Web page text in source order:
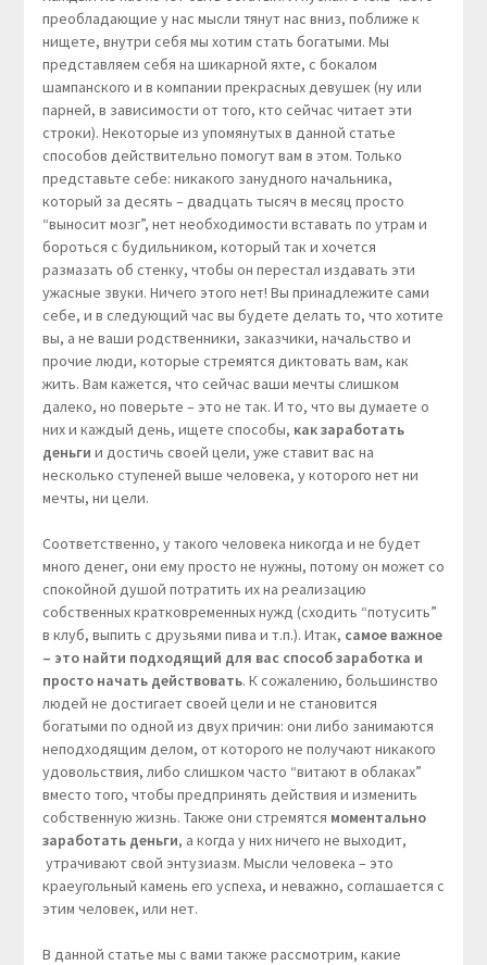
преобладающие у нас мысли тянут нас вниз, поближе к
нищете, внутри себя мы хотим стать богатыми. Мы
представляем себя на шикарной яхте, с бокалом
шампанского и в компании прекрасных девушек (ну или
парней, в зависимости от того, кто сейчас читает эти
строки). Некоторые из упомянутых в данной статье
способов действительно помогут вам в этом. Только
представьте себе: никакого занудного начальника,
который за десять – двадцать тысяч в месяц просто
“выносит мозг”, нет необходимости вставать по утрам и
бороться с будильником, который так и хочется
размазать об стенку, чтобы он перестал издавать эти
ужасные звуки. Ничего этого нет! Вы принадлежите сами
себе, и в следующий час вы будете делать то, что хотите
вы, а не ваши родственники, заказчики, начальство и
прочие люди, которые стремятся диктовать вам, как
жить. Вам кажется, что сейчас ваши мечты слишком
далеко, но поверьте – это не так. И то, что вы думаете о
них и каждый день, ищете способы, как заработать
деньги и достичь своей цели, уже ставит вас на
несколько ступеней выше человека, у которого нет ни
мечты, ни цели.
Соответственно, у такого человека никогда и не будет
много денег, они ему просто не нужны, потому он может со
спокойной душой потратить их на реализацию
собственных кратковременных нужд (сходить “потусить”
в клуб, выпить с друзьями пива и т.п.). Итак, самое важное
– это найти подходящий для вас способ заработка и
просто начать действовать. К сожалению, большинство
людей не достигает своей цели и не становится
богатыми по одной из двух причин: они либо занимаются
неподходящим делом, от которого не получают никакого
удовольствия, либо слишком часто “витают в облаках”
вместо того, чтобы предпринять действия и изменить
собственную жизнь. Также они стремятся моментально
заработать деньги, а когда у них ничего не выходит,
утрачивают свой энтузиазм. Мысли человека – это
краеугольный камень его успеха, и неважно, соглашается с
этим человек, или нет.
В данной статье мы с вами также рассмотрим, какие